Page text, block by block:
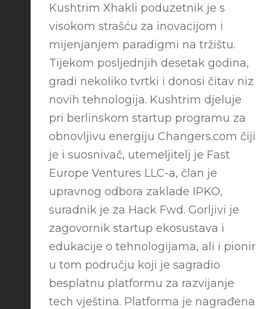
Kushtrim Xhakli poduzetnik je s
visokom strašću za inovacijom i
mijenjanjem paradigmi na tržištu.
Tijekom posljednjih desetak godina,
gradi nekoliko tvrtki i donosi čitav niz
novih tehnologija. Kushtrim djeluje
pri berlinskom startup programu za
obnovljivu energiju Changers.com čiji
je i suosnivač, utemeljitelj je Fast
Europe Ventures LLC-a, član je
upravnog odbora zaklade IPKO,
suradnik je za Hack Fwd. Gorljivi je
zagovornik startup ekosustava i
edukacije o tehnologijama, ali i pionir
u tom području koji je sagradio
besplatnu platformu za razvijanje
tech vještina. Platforma je nagrađena